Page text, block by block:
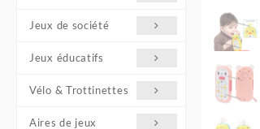
Jeux de société
Jeux éducatifs
Vélo & Trottinettes
Aires de jeux